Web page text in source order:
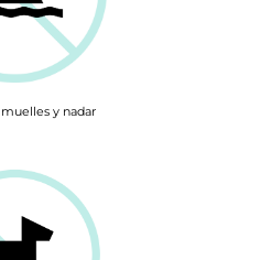
muelles y nadar